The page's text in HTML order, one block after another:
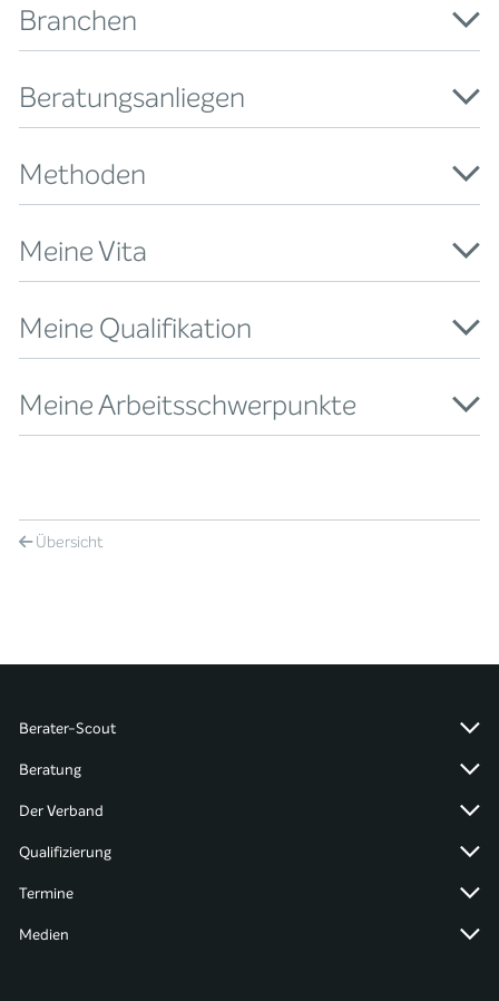
Branchen
Beratungsanliegen
Methoden
Meine Vita
Meine Qualifikation
Meine Arbeitsschwerpunkte
Übersicht
Berater-Scout
Beratung
Der Verband
Qualifizierung
Termine
Medien